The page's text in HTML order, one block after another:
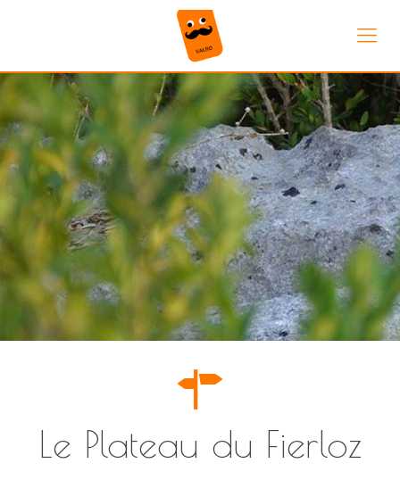
Le Plateau du Fierloz